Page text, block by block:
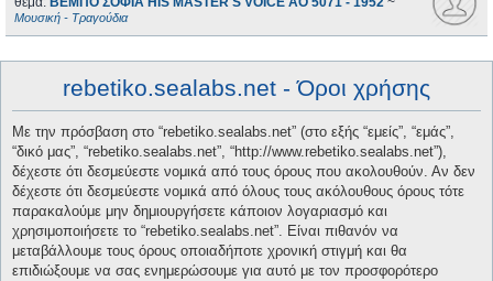
Μουσική - Τραγούδια
rebetiko.sealabs.net - Όροι χρήσης
Με την πρόσβαση στο “rebetiko.sealabs.net” (στο εξής “εμείς”, “εμάς”,
“δικό μας”, “rebetiko.sealabs.net”, “http://www.rebetiko.sealabs.net”),
δέχεστε ότι δεσμεύεστε νομικά από τους όρους που ακολουθούν. Αν δεν
δέχεστε ότι δεσμεύεστε νομικά από όλους τους ακόλουθους όρους τότε
παρακαλούμε μην δημιουργήσετε κάποιον λογαριασμό και
χρησιμοποιήσετε το “rebetiko.sealabs.net”. Είναι πιθανόν να
μεταβάλλουμε τους όρους οποιαδήποτε χρονική στιγμή και θα
επιδιώξουμε να σας ενημερώσουμε για αυτό με τον προσφορότερο